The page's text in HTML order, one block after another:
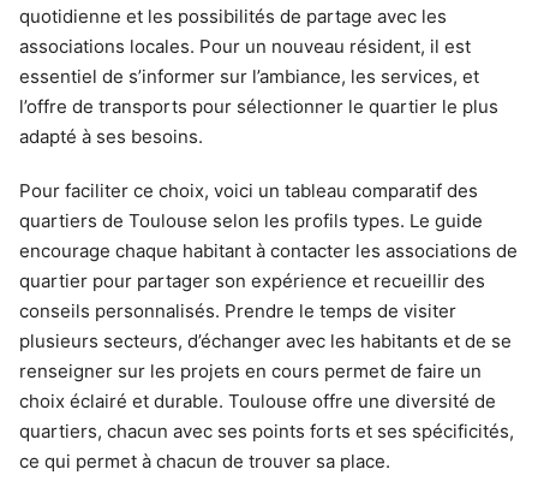
quotidienne et les possibilités de partage avec les
associations locales. Pour un nouveau résident, il est
essentiel de s’informer sur l’ambiance, les services, et
l’offre de transports pour sélectionner le quartier le plus
adapté à ses besoins.
Pour faciliter ce choix, voici un tableau comparatif des
quartiers de Toulouse selon les profils types. Le guide
encourage chaque habitant à contacter les associations de
quartier pour partager son expérience et recueillir des
conseils personnalisés. Prendre le temps de visiter
plusieurs secteurs, d’échanger avec les habitants et de se
renseigner sur les projets en cours permet de faire un
choix éclairé et durable. Toulouse offre une diversité de
quartiers, chacun avec ses points forts et ses spécificités,
ce qui permet à chacun de trouver sa place.